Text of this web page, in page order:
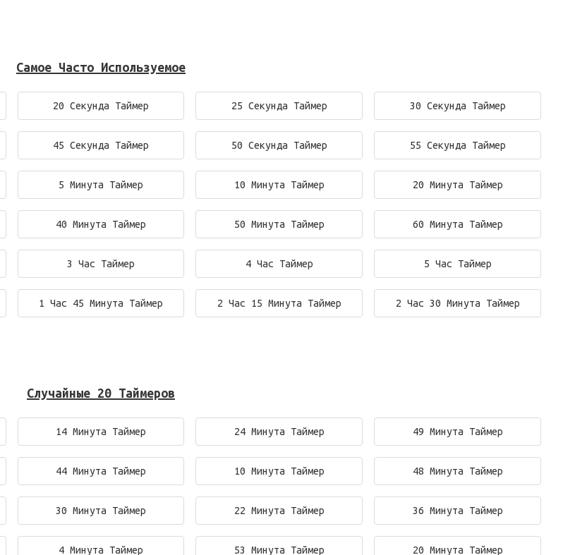
Самое Часто Используемое
20 Секунда Таймер 25 Секунда Таймер 30 Секунда Таймер
45 Секунда Таймер 50 Секунда Таймер 55 Секунда Таймер
5 Минута Таймер 10 Минута Таймер 20 Минута Таймер
40 Минута Таймер 50 Минута Таймер 60 Минута Таймер
3 Час Таймер 4 Час Таймер 5 Час Таймер
1 Час 45 Минута Таймер 2 Час 15 Минута Таймер 2 Час 30 Минута Таймер
Случайные 20 Таймеров
14 Минута Таймер 24 Минута Таймер 49 Минута Таймер
44 Минута Таймер 10 Минута Таймер 48 Минута Таймер
30 Минута Таймер 22 Минута Таймер 36 Минута Таймер
4 Минута Таймер 53 Минута Таймер 20 Минута Таймер